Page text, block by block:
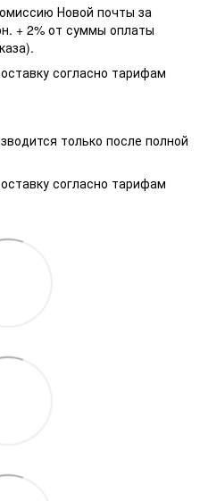
Новой почты за
+ 2% от суммы оплаты
согласно тарифам
только после полной
согласно тарифам